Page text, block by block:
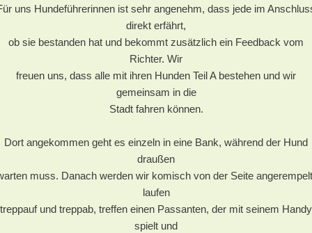
uns Hundeführerinnen ist sehr angenehm, dass jede im
direkt erfährt,
ob sie bestanden hat und bekommt zusätzlich ein Feedback vom
Richter. Wir
freuen uns, dass alle mit ihren Hunden Teil A bestehen und wir
gemeinsam in die
Stadt fahren können.
Dort angekommen geht es einzeln in eine Bank, während der Hund
draußen
muss. Danach werden wir komisch von der Seite
laufen
treppauf und treppab, treffen einen Passanten, der mit seinem Handy
spielt und